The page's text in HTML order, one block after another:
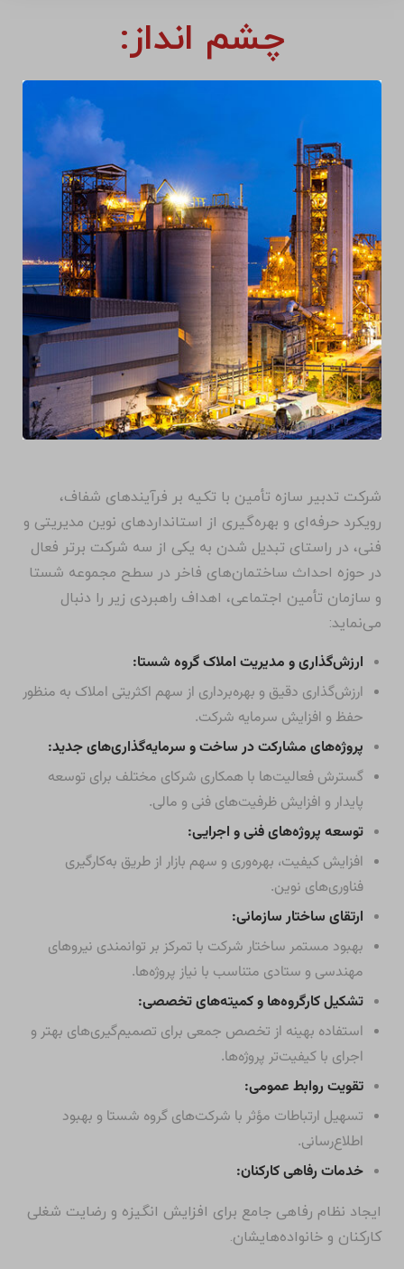
چشم انداز:
شرکت تدبیر سازه تأمین با تکیه بر فرآیندهای شفاف،
رویکرد حرفه‌ای و بهره‌گیری از استانداردهای نوین مدیریتی و
فنی، در راستای تبدیل شدن به یکی از سه شرکت برتر فعال
در حوزه احداث ساختمان‌های فاخر در سطح مجموعه شستا
و سازمان تأمین اجتماعی، اهداف راهبردی زیر را دنبال
می‌نماید:
ارزش‌گذاری و مدیریت املاک گروه شستا:
ارزش‌گذاری دقیق و بهره‌برداری از سهم اکثریتی املاک به منظور
حفظ و افزایش سرمایه شرکت.
پروژه‌های مشارکت در ساخت و سرمایه‌گذاری‌های جدید:
گسترش فعالیت‌ها با همکاری شرکای مختلف برای توسعه
پایدار و افزایش ظرفیت‌های فنی و مالی.
توسعه پروژه‌های فنی و اجرایی:
افزایش کیفیت، بهره‌وری و سهم بازار از طریق به‌کارگیری
فناوری‌های نوین.
ارتقای ساختار سازمانی:
بهبود مستمر ساختار شرکت با تمرکز بر توانمندی نیروهای
مهندسی و ستادی متناسب با نیاز پروژه‌ها.
تشکیل کارگروه‌ها و کمیته‌های تخصصی:
استفاده بهینه از تخصص جمعی برای تصمیم‌گیری‌های بهتر و
اجرای با کیفیت‌تر پروژه‌ها.
تقویت روابط عمومی:
تسهیل ارتباطات مؤثر با شرکت‌های گروه شستا و بهبود
اطلاع‌رسانی.
خدمات رفاهی کارکنان:
ایجاد نظام رفاهی جامع برای افزایش انگیزه و رضایت شغلی
کارکنان و خانواده‌هایشان.